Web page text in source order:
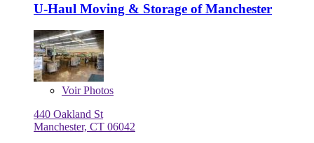
U-Haul Moving & Storage of Manchester
VoirPhotos
440 Oakland St
Manchester, CT 06042